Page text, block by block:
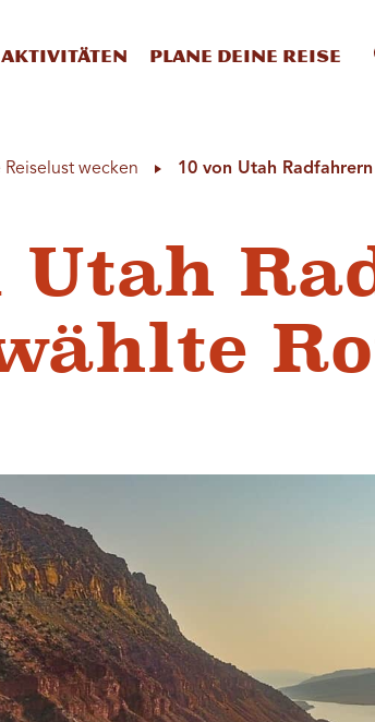
Aktivitäten Plane deine Reise
wecken 10 von Utah
Utah